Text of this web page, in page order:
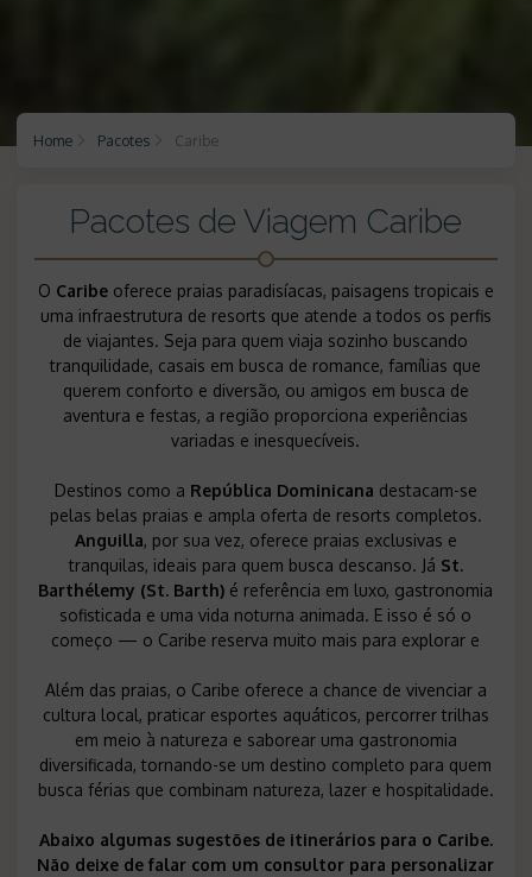
Home Pacotes Caribe
Pacotes de Viagem Caribe
O Caribeoferece praias paradisíacas, paisagens tropicais e
uma infraestrutura de resorts que atende a todos os perfis
de viajantes. Seja para quem viaja sozinho buscando
tranquilidade, casais em busca de romance, famílias que
querem conforto e diversão, ou amigos em busca de
aventura e festas, a região proporciona experiências
variadas e inesquecíveis.
Destinos como a República Dominicana destacam-se
pelas belas praias e ampla oferta de resorts completos.
Anguilla, por sua vez, oferece praias exclusivas e
tranquilas, ideais para quem busca descanso. Já St.
Barthélemy (St. Barth) é referência em luxo, gastronomia
sofisticada e uma vida noturna animada. E isso é só o
começo — o Caribe reserva muito mais para explorar e
Além das praias, o Caribe oferece a chance de vivenciar a
cultura local, praticar esportes aquáticos, percorrer trilhas
em meio à natureza e saborear uma gastronomia
diversificada, tornando-se um destino completo para quem
busca férias que combinam natureza, lazer e hospitalidade.
Abaixo algumas sugestões de itinerários para o Caribe.
Não deixe de falar com um consultor para personalizar